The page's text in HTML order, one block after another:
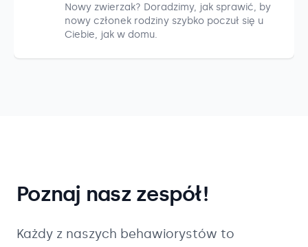
Nowy zwierzak? Doradzimy, jak sprawić, by
nowy członek rodziny szybko poczuł się u
Ciebie, jak w domu.
Poznaj nasz zespół!
Każdy z naszych behawiorystów to